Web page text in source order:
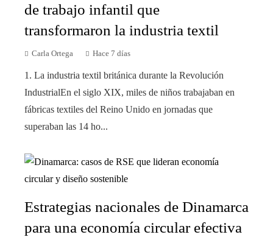
de trabajo infantil que
transformaron la industria textil
Carla Ortega Hace 7 días
1. La industria textil británica durante la Revolución
IndustrialEn el siglo XIX, miles de niños trabajaban en
fábricas textiles del Reino Unido en jornadas que
superaban las 14 ho...
Estrategias nacionales de Dinamarca
para una economía circular efectiva